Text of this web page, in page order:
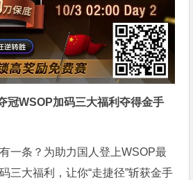
冠WSOP加码三大福利夺得金手
一条？为助力国人登上WSOP最
三大福利，让你“走捷径”斩获金手